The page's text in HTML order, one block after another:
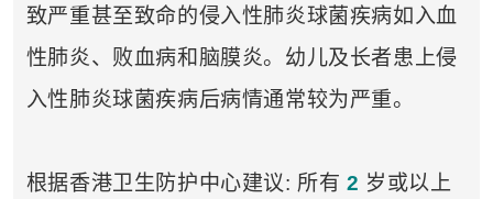
致严重甚至致命的侵入性肺炎球菌疾病如入血
性肺炎、败血病和脑膜炎。幼儿及长者患上侵
入性肺炎球菌疾病后病情通常较为严重。
根据香港卫生防护中心建议: 所有2 岁或以上